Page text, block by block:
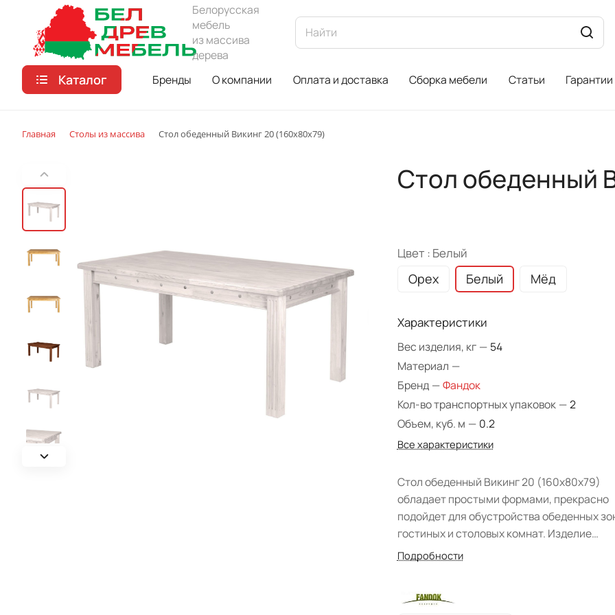
Белорусская
мебель
из массива
дерева
Каталог Бренды О компании Оплата и доставка Сборка мебели Статьи Гарантии
Главная Столы из массива Стол обеденный Викинг 20 (160х80х79)
Стол обеденный
Цвет : Белый
Орех Белый Мёд
Характеристики
Вес изделия, кг — 54
Материал —
Бренд —Фандок
Кол-во транспортных упаковок —2
Объем, куб. м — 0.2
Все характеристики
Стол обеденный Викинг 20 (160х80х79)
обладает простыми формами, прекрасно
подойдет для обустройства обеденных
гостиных и столовых комнат. Изделие
изготовлено из массива сосны,
кантри-стиле, отличается простотой форм
Подробности